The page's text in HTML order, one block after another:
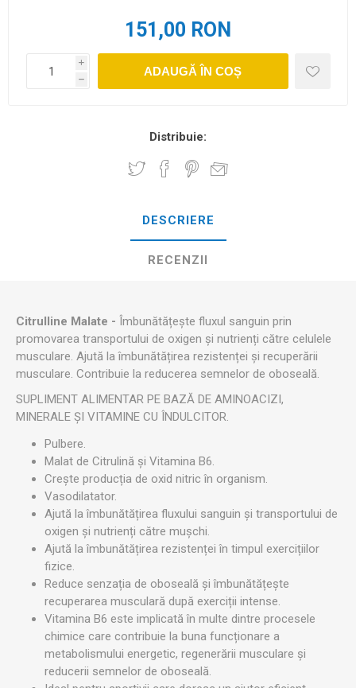
151,00 RON
i
h
ADAUGĂ ÎN COȘ
Distribuie:
DESCRIERE
RECENZII
Citrulline Malate - Îmbunătățește fluxul sanguin prin
promovarea transportului de oxigen și nutrienți către celulele
musculare. Ajută la îmbunătățirea rezistenței și recuperării
musculare. Contribuie la reducerea semnelor de oboseală.
SUPLIMENT ALIMENTAR PE BAZĂ DE AMINOACIZI,
MINERALE ȘI VITAMINE CU ÎNDULCITOR.
Pulbere.
Malat de Citrulină și Vitamina B6.
Crește producția de oxid nitric în organism.
Vasodilatator.
Ajută la îmbunătățirea fluxului sanguin și transportului de
oxigen și nutrienți către mușchi.
Ajută la îmbunătățirea rezistenței în timpul exercițiilor
fizice.
Reduce senzația de oboseală și îmbunătățește
recuperarea musculară după exerciții intense.
Vitamina B6 este implicată în multe dintre procesele
chimice care contribuie la buna funcționare a
metabolismului energetic, regenerării musculare și
reducerii semnelor de oboseală.